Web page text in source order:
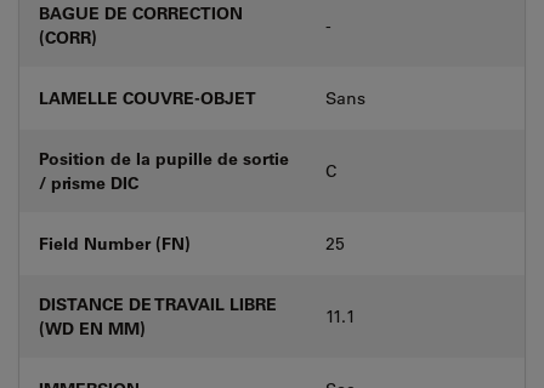
BAGUE DE CORRECTION
(CORR)
-
LAMELLE COUVRE-OBJET Sans
Position de la pupille de sortie
/ prisme DIC
C
Field Number (FN) 25
DISTANCE DE TRAVAIL LIBRE
(WD EN MM)
11.1